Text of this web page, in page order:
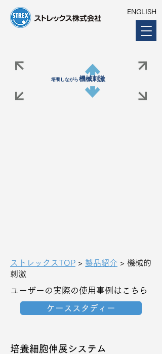
ENGLISH
培養しながら機械刺激
ストレックスTOP > 製品紹介 > 機械的
刺激
ユーザーの実際の使用事例はこちら
ケーススタディー
培養細胞伸展システム